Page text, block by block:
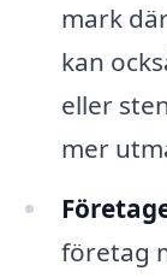
mark
kan
eller
mer
företag